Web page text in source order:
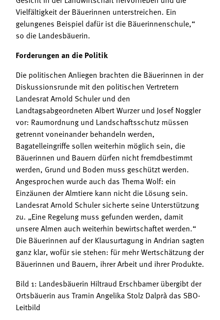
Vielfältigkeit der Bäuerinnen unterstreichen. Ein
gelungenes Beispiel dafür ist die Bäuerinnenschule,“
so die Landesbäuerin.
Forderungen an die Politik
Die politischen Anliegen brachten die Bäuerinnen in der
Diskussionsrunde mit den politischen Vertretern
Landesrat Arnold Schuler und den
Landtagsabgeordneten Albert Wurzer und Josef Noggler
vor: Raumordnung und Landschaftsschutz müssen
getrennt voneinander behandeln werden,
Bagatelleingriffe sollen weiterhin möglich sein, die
Bäuerinnen und Bauern dürfen nicht fremdbestimmt
werden, Grund und Boden muss geschützt werden.
Angesprochen wurde auch das Thema Wolf: ein
Einzäunen der Almtiere kann nicht die Lösung sein.
Landesrat Arnold Schuler sicherte seine Unterstützung
zu. „Eine Regelung muss gefunden werden, damit
unsere Almen auch weiterhin bewirtschaftet werden.“
Die Bäuerinnen auf der Klausurtagung in Andrian sagten
ganz klar, wofür sie stehen: für mehr Wertschätzung der
Bäuerinnen und Bauern, ihrer Arbeit und ihrer Produkte.
Bild 1: Landesbäuerin Hiltraud Erschbamer übergibt der
Ortsbäuerin aus Tramin Angelika Stolz Dalprà das SBO-
Leitbild